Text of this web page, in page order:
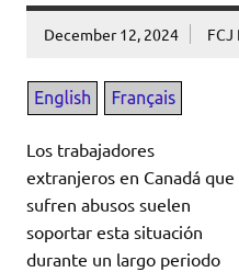
December 12, 2024
Los trabajadores
extranjeros en Canadá que
sufren abusos suelen
soportar esta situación
durante un largo periodo